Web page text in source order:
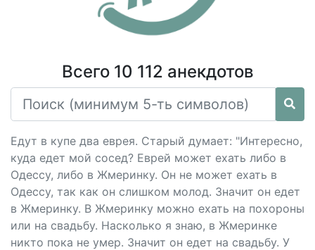
Всего 10 112 анекдотов
Едут в купе два еврея. Старый думает: "Интересно,
куда едет мой сосед? Еврей может ехать либо в
Одессу, либо в Жмеринку. Он не может ехать в
Одессу, так как он слишком молод. Значит он едет
в Жмеринку. В Жмеринку можно ехать на похороны
или на свадьбу. Насколько я знаю, в Жмеринке
никто пока не умер. Значит он едет на свадьбу. У